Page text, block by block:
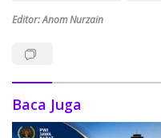
Editor: Anom Nurzain
Baca Juga